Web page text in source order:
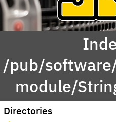
/pub/
module/
Directories